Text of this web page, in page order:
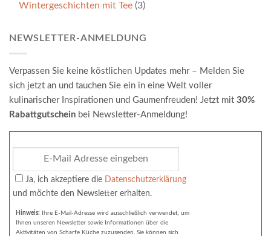
Wintergeschichten mit Tee (3)
NEWSLETTER-ANMELDUNG
Verpassen Sie keine köstlichen Updates mehr – Melden Sie
sich jetzt an und tauchen Sie ein in eine Welt voller
kulinarischer Inspirationen und Gaumenfreuden! Jetzt mit 30%
Rabattgutschein bei Newsletter-Anmeldung!
Ja, ich akzeptiere die
Datenschutzerklärung
und möchte den Newsletter erhalten.
Hinweis: Ihre E-Mail-Adresse wird ausschließlich verwendet, um
Ihnen unseren Newsletter sowie Informationen über die
Aktivitäten von Scharfe Küche zuzusenden. Sie können sich